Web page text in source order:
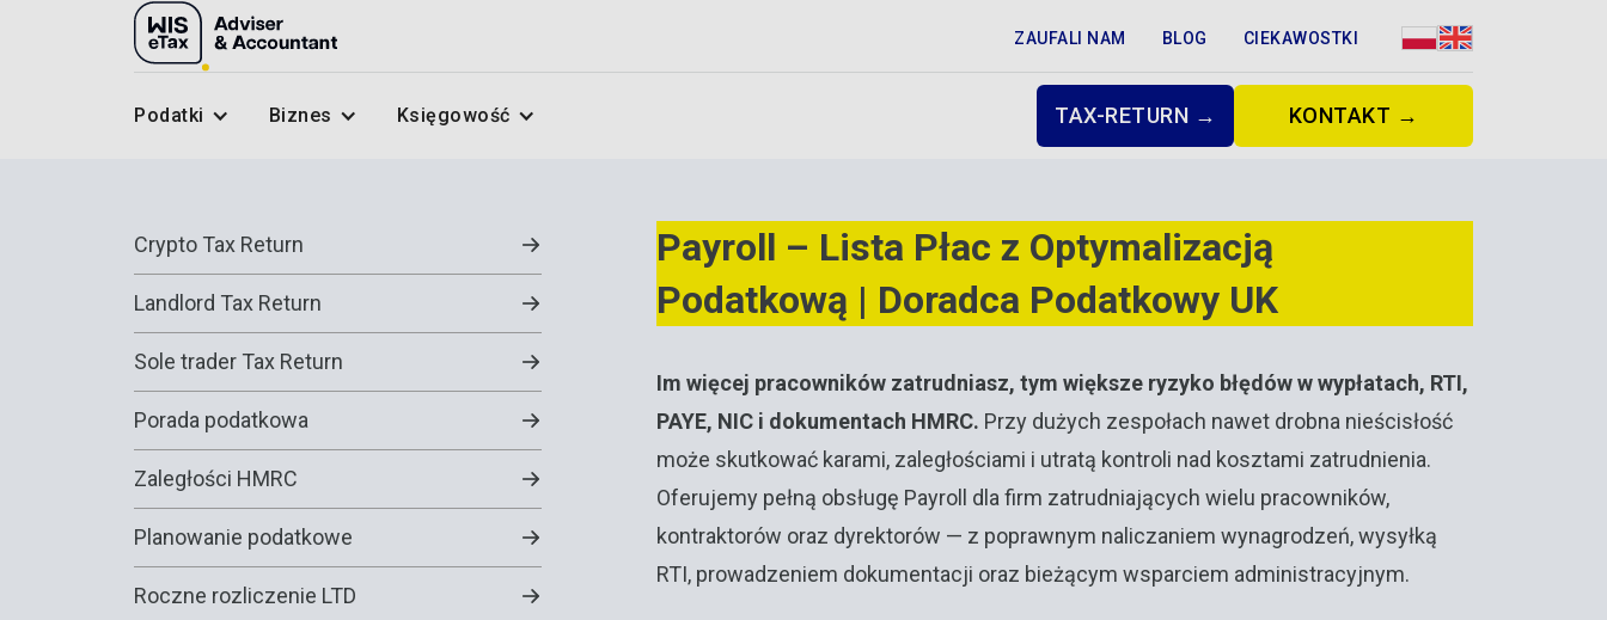
ZAUFALI NAM BLOG CIEKAWOSTKI
Podatki Biznes Księgowość TAX-RETURN → KONTAKT →
Crypto Tax Return
Landlord Tax Return
Sole trader Tax Return
Porada podatkowa
Zaległości HMRC
Planowanie podatkowe
Roczne rozliczenie LTD
Payroll – Lista Płac z Optymalizacją
Podatkową | Doradca Podatkowy UK
Im więcej pracowników zatrudniasz, tym większe ryzyko błędów w wypłatach, RTI,
PAYE, NIC i dokumentach HMRC. Przy dużych zespołach nawet drobna nieścisłość
może skutkować karami, zaległościami i utratą kontroli nad kosztami zatrudnienia.
Oferujemy pełną obsługę Payroll dla firm zatrudniających wielu pracowników,
kontraktorów oraz dyrektorów — z poprawnym naliczaniem wynagrodzeń, wysyłką
RTI, prowadzeniem dokumentacji oraz bieżącym wsparciem administracyjnym.